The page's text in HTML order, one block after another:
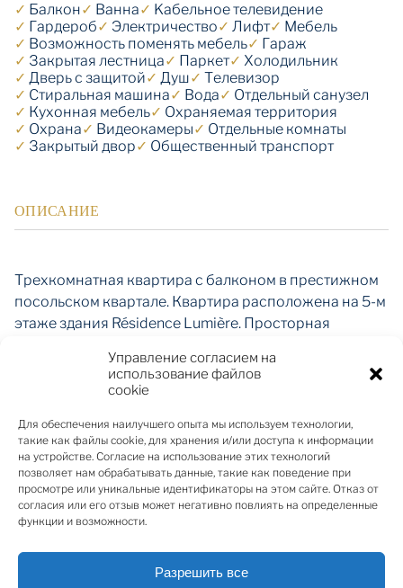
Управление согласием на
использование файлов
cookie
Для обеспечения наилучшего опыта мы используем технологии,
такие как файлы cookie, для хранения и/или доступа к информации
на устройстве. Согласие на использование этих технологий
позволяет нам обрабатывать данные, такие как поведение при
просмотре или уникальные идентификаторы на этом сайте. Отказ от
согласия или его отзыв может негативно повлиять на определенные
функции и возможности.
Разрешить все
✓ Балкон✓ Ванна✓ Kабельное телевидение
✓ Гардероб✓ Электричество✓ Лифт✓ Мебель
✓ Возможность поменять мебель✓ Гараж
✓ Закрытая лестница✓ Паркет✓ Холодильник
✓ Дверь с защитой✓ Душ✓ Телевизор
✓ Стиральная машина✓ Вода✓ Отдельный санузел
✓ Кухонная мебель✓ Охраняемая территория
✓ Охрана✓ Видеокамеры✓ Отдельные комнаты
✓ Закрытый двор✓ Общественный транспорт
ОПИСАНИЕ
Трехкомнатная квартира с балконом в престижном
посольском квартале. Квартира расположена на 5-м
этаже здания Résidence Lumière. Просторная
двойные стеклопакеты, полы с подогревом.
Роскошная лестница со стеклянным куполом и лифт
с панорамным видом.
Централизованное отопление, индивидуальный
Парковочные места предоставляются за